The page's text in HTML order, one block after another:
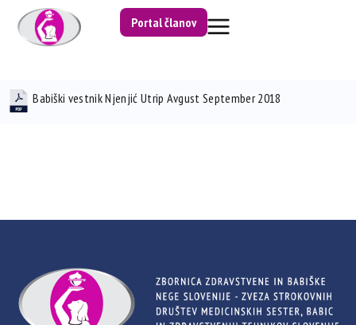
Portal članov
Babiški vestnik Njenjić Utrip Avgust September 2018